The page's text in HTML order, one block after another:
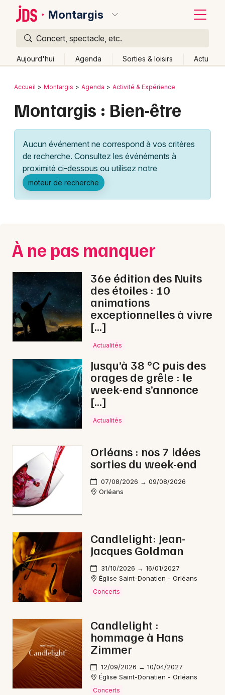
Montargis
Concert, spectacle, etc.
Aujourd'hui Agenda Sorties & loisirs Actu
Publier un événement
Grands événements
Activité & Expérience
Manifestations
Spectacles
Concerts
Sports
Soirées
Sorties famille
Expos
Sorties & loisirs
Bien-être dans le Loiret
Bien-être dans le Centre-Val de Loire
Artistes en tournée
Actus à Montargis
Magazine à Montargis
Bordeaux
Lille
Lyon
Marseille
Nantes
Nice
Paris
Strasbourg
Toulouse
Retour
Accueil Montargis Agenda Activité & Expérience
Montargis : Bien-être
Aucun événement ne correspond à vos critères
de recherche. Consultez les événéments à
proximité ci-dessous ou utilisez notre
moteur de recherche
À ne pas manquer
36e édition des Nuits
des étoiles : 10
animations
exceptionnelles à vivre
[…]
Actualités
Jusqu’à 38 °C puis des
orages de grêle : le
week-end s’annonce
[…]
Actualités
Orléans : nos 7 idées
sorties du week-end
07/08/2026 → 09/08/2026
Orléans
Candlelight: Jean-
Jacques Goldman
31/10/2026 → 16/01/2027
Église Saint-Donatien - Orléans
Concerts
Candlelight :
hommage à Hans
Zimmer
12/09/2026 → 10/04/2027
Église Saint-Donatien - Orléans
Concerts
Quoi ?
Où ?
Près de moi
Changer de lieu
Quand ?
Ce week-end